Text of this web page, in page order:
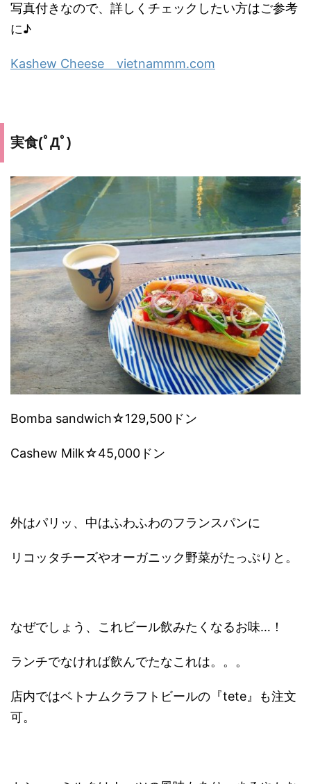
写真付きなので、詳しくチェックしたい方はご参考
に♪
Kashew Cheese vietnammm.com
実食(ﾟДﾟ)
Bomba sandwich☆129,500ドン
Cashew Milk☆45,000ドン
外はパリッ、中はふわふわのフランスパンに
リコッタチーズやオーガニック野菜がたっぷりと。
なぜでしょう、これビール飲みたくなるお味…！
ランチでなければ飲んでたなこれは。。。
店内ではベトナムクラフトビールの『tete』も注文
可。